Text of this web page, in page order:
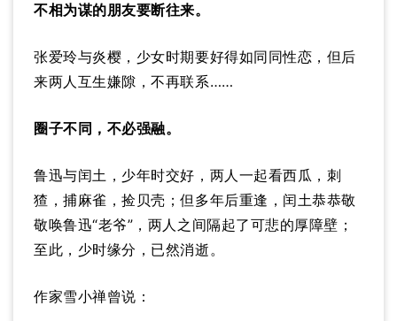
不相为谋的朋友要断往来。
张爱玲与炎樱，少女时期要好得如同同性恋，但后
来两人互生嫌隙，不再联系……
圈子不同，不必强融。
鲁迅与闰土，少年时交好，两人一起看西瓜，刺
猹，捕麻雀，捡贝壳；但多年后重逢，闰土恭恭敬
敬唤鲁迅“老爷”，两人之间隔起了可悲的厚障壁；
至此，少时缘分，已然消逝。
作家雪小禅曾说：